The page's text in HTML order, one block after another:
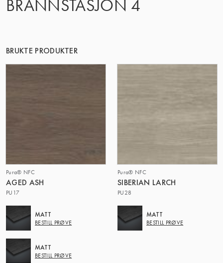
BRANNSTASJON 4
BRUKTE PRODUKTER
Pura® NFC
AGED ASH
PU17
MATT
BESTILL PRØVE
MATT
BESTILL PRØVE
Pura® NFC
SIBERIAN LARCH
PU28
MATT
BESTILL PRØVE